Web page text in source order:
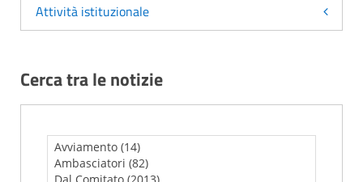
Attività istituzionale
Cerca tra le notizie